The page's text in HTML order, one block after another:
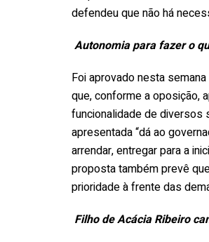
defendeu que não há
Autonomia para fazer o
Foi aprovado nesta
que, conforme a oposição,
funcionalidade de diversos
apresentada “dá ao
arrendar, entregar para a
proposta também prevê
prioridade à frente das
Filho de Acácia Ribeiro